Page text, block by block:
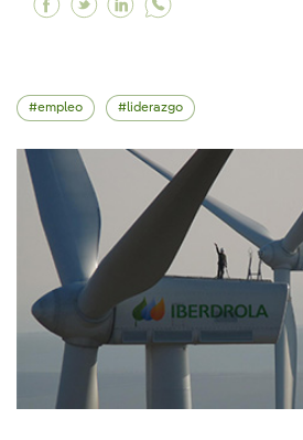
Facebook Entendiendo
Twitter Entendiendo
Linkedin
empleo liderazgo